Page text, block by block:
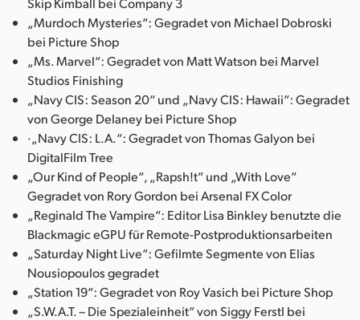
„Murdoch Mysteries“: Gegradet von Michael Dobroski
bei Picture Shop
„Ms. Marvel“: Gegradet von Matt Watson bei Marvel
Studios Finishing
„Navy CIS: Season 20“ und „Navy CIS: Hawaii“: Gegradet
von George Delaney bei Picture Shop
·„Navy CIS: L.A.“: Gegradet von Thomas Galyon bei
DigitalFilm Tree
„Our Kind of People“, „Rapsh!t“ und „With Love“
Gegradet von Rory Gordon bei Arsenal FX Color
„Reginald The Vampire“: Editor Lisa Binkley benutzte die
Blackmagic eGPU für Remote-Postproduktionsarbeiten
„Saturday Night Live“: Gefilmte Segmente von Elias
Nousiopoulos gegradet
„Station 19“: Gegradet von Roy Vasich bei Picture Shop
„S.W.A.T. – Die Spezialeinheit“ von Siggy Ferstl bei